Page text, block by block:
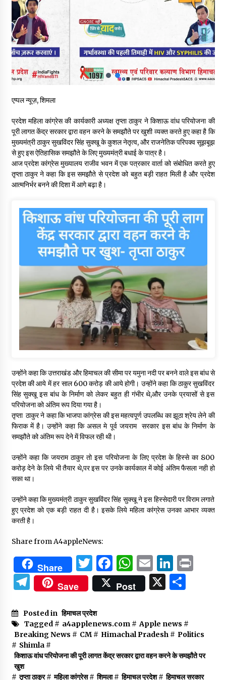
बड़ी ख़बर – अनुबंध कर्मचारियों को बैक डेट से नहीं मिलेगा नियमितीकरण,
शिक्षा निदेशालय ने जारी किया स्पष्टीकरण
05/08/2026
देहरा पुलिस की बड़ी कार्रवाई- 90 लाख नकद और 2 करोड़के सोने के
आभूषण बरामद, 7 आरोपी गिरफ्तार
05/08/2026
05/08/2026
वन विभाग एवं रेड क्रॉस सोसायटी के संयुक्त तत्वावधान में शूराला में वृक्षारोपण
अभियान आयोजित
05/08/2026
05/08/2026
एप्पल न्यूज़, शिमला
प्रदेश महिला कांग्रेस की कार्यकारी अध्यक्ष तृप्ता ठाकुर ने किशाऊ वांध परियोजना की
पूरी लागत केंद्र सरकार द्वारा वहन करने के समझौते पर खुशी व्यक्त करते हुए कहा है कि
मुख्यमंत्री ठाकुर सुखविंदर सिंह सुक्खू के कुशल नेतृत्व, और राजनेतिक परिपक्व सूझबूझ
से हुए इस ऐतिहासिक समझौते के लिए मुख्यमंत्री बधाई के पात्र है।
आज प्रदेश कांग्रेस मुख्यालय राजीव भवन में एक पत्रकार वार्ता को संबोधित करते हुए
तृप्ता ठाकुर ने कहा कि इस समझौते से प्रदेश को बहुत बड़ी राहत मिली है और प्रदेश
आत्मनिर्भर बनने की दिशा में आगे बढ़ा है।
उन्होंने कहा कि उत्तराखंड और हिमाचल की सीमा पर यमुना नदी पर बनने वाले इस बांध से
प्रदेश की आये में हर साल 600 करोड़ की आये होगी। उन्होंने कहा कि ठाकुर सुखविंदर
सिंह सुक्खू इस बांध के निर्माण को लेकर बहुत ही गंभीर थे,और उनके प्रयासों से इस
परियोजना को अंतिम रूप दिया गया है।
तृप्ता ठाकुर ने कहा कि भाजपा कांग्रेस की इस महत्वपूर्ण उपलब्धि का झूठा श्रेय लेने की
फिराक में है। उन्होंने कहा कि असल मे पूर्व जयराम सरकार इस बांध के निर्माण के
समझौते को अंतिम रूप देने में विफल रही थी।
उन्होंने कहा कि जयराम ठाकुर तो इस परियोजना के लिए प्रदेश के हिस्से का 800
करोड़ देने के लिये भी तैयार थे,पर इस पर उनके कार्यकाल में कोई अंतिम फैसला नही हो
सका था।
उन्होंने कहा कि मुख्यमंत्री ठाकुर सुखविंदर सिंह सुक्खू ने इस हिस्सेदारी पर विराम लगाते
हुए प्रदेश को एक बड़ी राहत दी है। इसके लिये महिला कांग्रेस उनका आभार व्यक्त
करती है।
Share from A4appleNews:
Share Twitter
Facebook
WhatsApp
Email
Telegram
Save Post X
Posted in हिमाचल प्रदेश
Tagged # a4applenews.com# Apple news #
Breaking News # CM# Himachal Pradesh# Politics
# Shimla#
किशाऊ वांध परियोजना की पूरी लागत केंद्र सरकार द्वारा वहन करने के समझौते पर
खुश
# तृप्ता ठाकुर# महिला कांग्रेस# शिमला# हिमाचल प्रदेश# हिमाचल सरकार